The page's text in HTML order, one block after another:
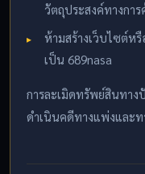
วัตถุประสงค์ทางกา
ห้ามสร้างเว็บไซต์
เป็น 689nasa
การละเมิดทรัพย์สินทา
ดำเนินคดีทางแพ่งและ